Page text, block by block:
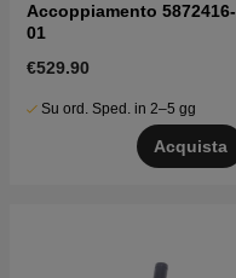
Accoppiamento 5872416-
01
€529.90
Su ord. Sped. in 2–5 gg
Acquista